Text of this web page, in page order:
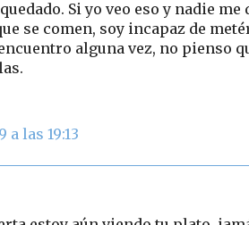
Si yo veo eso y nadie me
se comen, soy incapaz de
encuentro alguna vez, no pienso
a las 19:13